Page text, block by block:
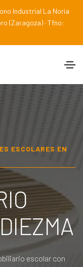
Industrial La Noria
(Zaragoza) · Tfno:
ESCOLARES EN
escolar con